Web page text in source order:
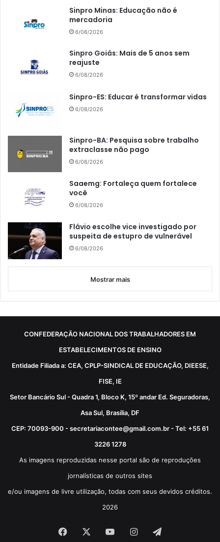
Sinpro Minas: Educação não é
mercadoria
6/08/2026
Sinpro Goiás: Mais de 5 anos sem
reajuste
6/08/2026
Sinpro-ES: Educar é transformar vidas
6/08/2026
Sinpro-BA: Pesquisa sobre trabalho
extraclasse não pago
6/08/2026
Saaemg: Fortaleça quem fortalece
você
6/08/2026
Flávio escolhe vice investigado por
suspeita de estupro de vulnerável
6/08/2026
Mostrar mais
CONFEDERAÇÃO NACIONAL DOS TRABALHADORES EM
ESTABELECIMENTOS DE ENSINO
Entidade Filiada a: CEA, CPLP-SINDICAL DE EDUCAÇÃO, DIEESE,
FISE, IE
Setor Bancário Sul - Quadra 1, Bloco K, 15º andar Ed. Seguradoras,
Asa Sul, Brasília, DF
CEP: 70093-900 - secretariacontee@gmail.com.br - Tel: +55 61
3226 1278
As imagens reproduzidas nesse portal são de reproduções
jornalísticas de outros sites
e/ou imagens de livre utilização, todas com seus devidos créditos.
2026
Facebook YouTubeInstagram